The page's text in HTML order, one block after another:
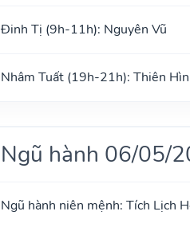
Đinh Tị (9h-11h): Nguyên Vũ
Nhâm Tuất (19h-21h): Thiên
Ngũ hành 06/05/
Ngũ hành niên mệnh: Tích Lịch